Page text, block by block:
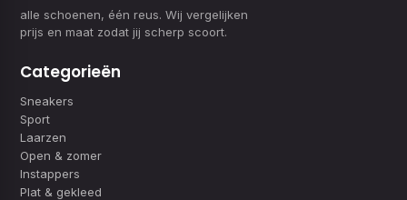
alle schoenen, één reus. Wij vergelijken
prijs en maat zodat jij scherp scoort.
Categorieën
Sneakers
Sport
Laarzen
Open & zomer
Instappers
Plat & gekleed